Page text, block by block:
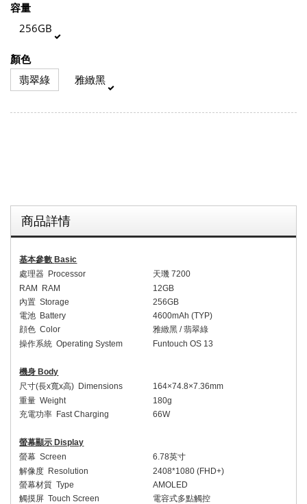
容量
256GB
顏色
翡翠綠
雅緻黑
商品詳情
基本參數 Basic
處理器 Processor 天璣 7200
RAM
RAM
12GB
內置 Storage
256GB
電池 Battery
4600mAh (TYP)
顔色 Color 雅緻黑/翡翠綠
操作系統 Operating System Funtouch OS 13
機身 Body
尺寸(長x寬x高) Dimensions
164×74.8×7.36mm
重量 Weight
180g
充電功率 Fast Charging 66W
螢幕顯示 Display
螢幕 Screen 6.78英寸
解像度 Resolution
2408*1080 (FHD+)
螢幕材質 Type
AMOLED
觸摸屏 Touch Screen 電容式多點觸控